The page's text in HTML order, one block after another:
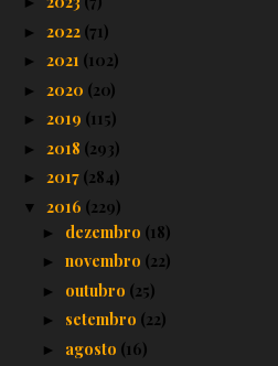
► 2022 (71)
► 2021 (102)
► 2020 (20)
► 2019 (115)
► 2018 (293)
► 2017 (284)
▼ 2016 (229)
► dezembro (18)
► novembro (22)
► outubro (25)
► setembro (22)
► agosto (16)